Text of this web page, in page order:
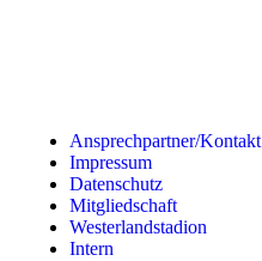
Ansprechpartner/Kontakt
Impressum
Datenschutz
Mitgliedschaft
Westerlandstadion
Intern